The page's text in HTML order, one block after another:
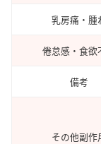
乳房痛・腫
倦怠感・食欲
備考
その他副作